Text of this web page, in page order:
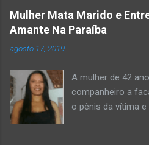
possível
na UPA da
vítima estava com
e desnutrição,
e vaginal. Os pais
sinais de mal-
Mulher Mata Marido e
Amante Na Paraíba
agosto 17, 2019
A mulher de 42
companheiro a
o pênis da vítima e
da Paraíba. De